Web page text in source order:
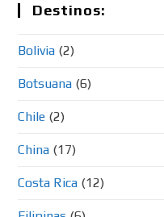
Destinos:
Bolivia (2)
Botsuana (6)
Chile (2)
China (17)
Costa Rica (12)